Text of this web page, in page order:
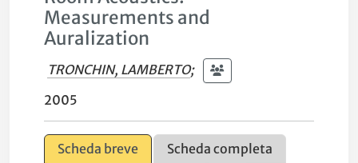
Measurements and
Auralization
TRONCHIN, LAMBERTO;
2005
Scheda breve
Scheda completa